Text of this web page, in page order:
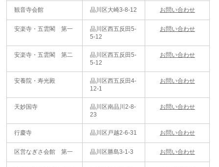
観音寺会館 品川区大崎3-8-12 お問い合わせ
安楽寺・五雲閣 第一
品川区西五反田5-
5-12
お問い合わせ
安楽寺・五雲閣 第二
品川区西五反田5-
5-12
お問い合わせ
安養院・寿光殿
品川区西五反田4-
12-1
お問い合わせ
天妙国寺
品川区南品川2-8-
23
お問い合わせ
行慶寺 品川区戸越2-6-31 お問い合わせ
区営なぎさ会館 第一 品川区勝島3-1-3 お問い合わせ